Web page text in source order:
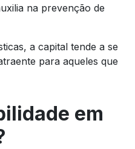
na prevenção de
a capital tende a se
para aqueles que
em